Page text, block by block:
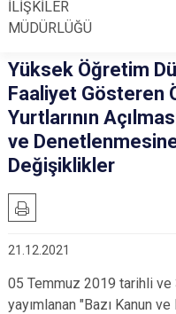
Yüksek Öğretim
Faaliyet Gösteren
Yurtlarının
ve Denetlenmesine
Değişiklikler
21.12.2021
05 Temmuz 2019 tarihli ve
yayımlanan "Bazı Kanun